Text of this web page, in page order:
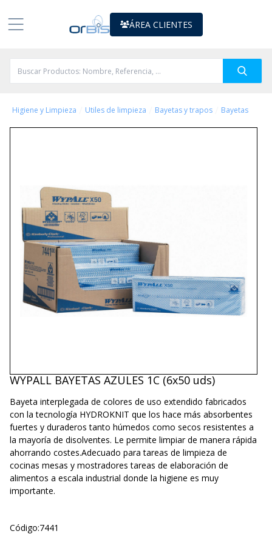
ÁREA CLIENTES
Higiene y Limpieza Utiles de limpieza Bayetas y trapos Bayetas
WYPALL BAYETAS AZULES 1C (6x50 uds)
Bayeta interplegada de colores de uso extendido fabricados
con la tecnología HYDROKNIT que los hace más absorbentes
fuertes y duraderos tanto húmedos como secos resistentes a
la mayoría de disolventes. Le permite limpiar de manera rápida
ahorrando costes.Adecuado para tareas de limpieza de
cocinas mesas y mostradores tareas de elaboración de
alimentos a escala industrial donde la higiene es muy
importante.
Código:7441